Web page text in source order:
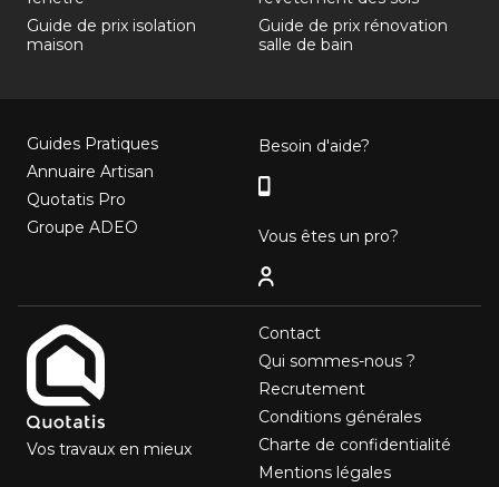
Guide de prix isolation
maison
Guide de prix rénovation
salle de bain
Vos travaux en mieux
Contact
Qui sommes-nous ?
Recrutement
Conditions générales
Charte de confidentialité
Mentions légales
Guides Pratiques
Annuaire Artisan
Quotatis Pro
Groupe ADEO
Besoin d'aide?
Vous êtes un pro?